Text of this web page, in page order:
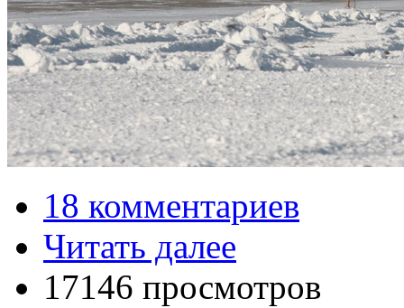
18 комментариев
Читать далее
17146 просмотров